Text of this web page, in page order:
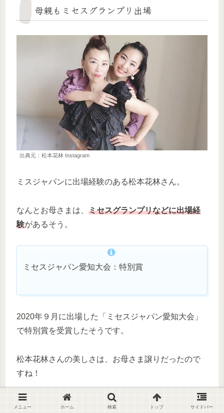
母親もミセスグランプリ出場
出典元：松本花林 Instagram
ミスジャパンに出場経験のある松本花林さん。
なんとお母さまは、 ミセスグランプリなどに出場経
験があるそう。
ミセスジャパン愛知大会：特別賞
2020年９月に出場した「ミセスジャパン愛知大会」
で特別賞を受賞したそうです。
松本花林さんの美しさは、お母さま譲りだったので
すね！
メニュー ホーム 検索 トップ サイドバー